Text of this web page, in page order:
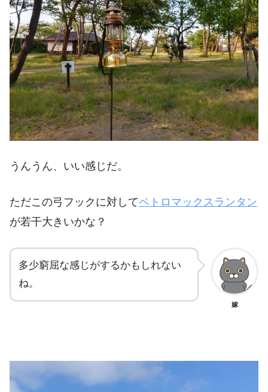
うんうん、いい感じだ。
ただこの弓フックに対してペトロマックスランタン
が若干大きいかな？
多少窮屈な感じがするかもしれない
ね。
嫁